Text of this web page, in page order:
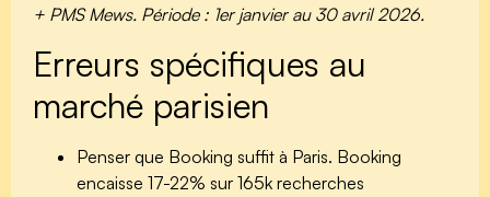
+ PMS Mews. Période : 1er janvier au 30 avril 2026.
Erreurs spécifiques au
marché parisien
Penser que Booking suffit à Paris. Booking
encaisse 17-22% sur 165k recherches